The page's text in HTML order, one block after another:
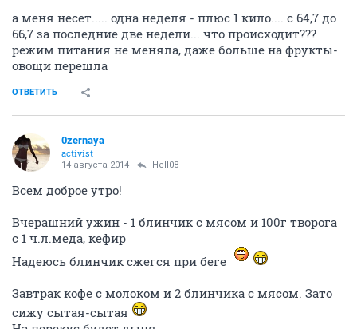
а меня несет..... одна неделя - плюс 1 кило.... с 64,7 до
66,7 за последние две недели... что происходит???
режим питания не меняла, даже больше на фрукты-
овощи перешла
ОТВЕТИТЬ
0zernaya
activist
14 августа 2014 Hell08
Всем доброе утро!
Вчерашний ужин - 1 блинчик с мясом и 100г творога
с 1 ч.л.меда, кефир
Надеюсь блинчик сжегся при беге
Завтрак кофе с молоком и 2 блинчика с мясом. Зато
сижу сытая-сытая